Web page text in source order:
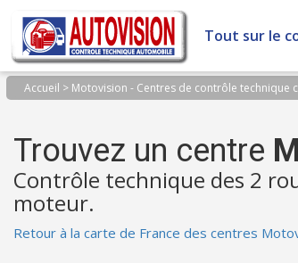
Panneau de gestion des cookies
Tout sur le
Accueil > Motovision - Centres de contrôle technique
Trouvez un centre
Contrôle technique des 2
moteur.
Retour à la carte de France des centres